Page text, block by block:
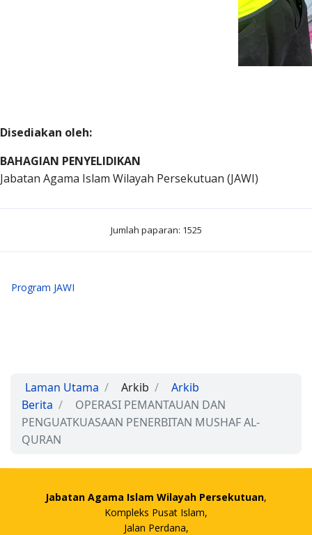
Disediakan oleh:
BAHAGIAN PENYELIDIKAN
Jabatan Agama Islam Wilayah Persekutuan (JAWI)
Jumlah paparan: 1525
Program JAWI
Laman Utama Arkib
Arkib
Berita
OPERASI PEMANTAUAN DAN
PENGUATKUASAAN PENERBITAN MUSHAF AL-
QURAN
Jabatan Agama Islam Wilayah Persekutuan,
Kompleks Pusat Islam,
Jalan Perdana,